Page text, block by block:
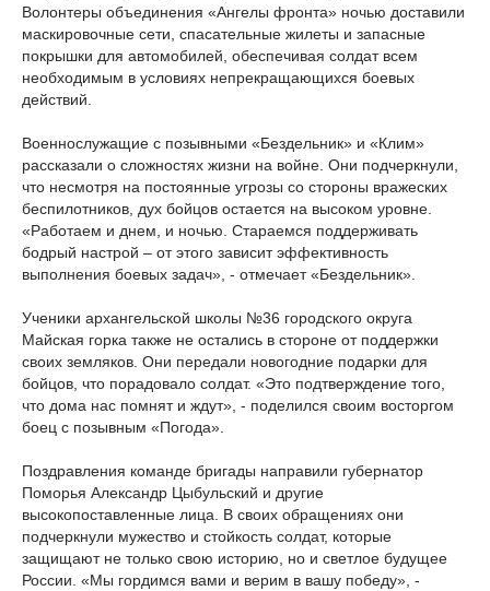
Волонтеры объединения «Ангелы фронта» ночью доставили
маскировочные сети, спасательные жилеты и запасные
покрышки для автомобилей, обеспечивая солдат всем
необходимым в условиях непрекращающихся боевых
действий.
Военнослужащие с позывными «Бездельник» и «Клим»
рассказали о сложностях жизни на войне. Они подчеркнули,
что несмотря на постоянные угрозы со стороны вражеских
беспилотников, дух бойцов остается на высоком уровне.
«Работаем и днем, и ночью. Стараемся поддерживать
бодрый настрой – от этого зависит эффективность
выполнения боевых задач», - отмечает «Бездельник».
Ученики архангельской школы №36 городского округа
Майская горка также не остались в стороне от поддержки
своих земляков. Они передали новогодние подарки для
бойцов, что порадовало солдат. «Это подтверждение того,
что дома нас помнят и ждут», - поделился своим восторгом
боец с позывным «Погода».
Поздравления команде бригады направили губернатор
Поморья Александр Цыбульский и другие
высокопоставленные лица. В своих обращениях они
подчеркнули мужество и стойкость солдат, которые
защищают не только свою историю, но и светлое будущее
России. «Мы гордимся вами и верим в вашу победу», -